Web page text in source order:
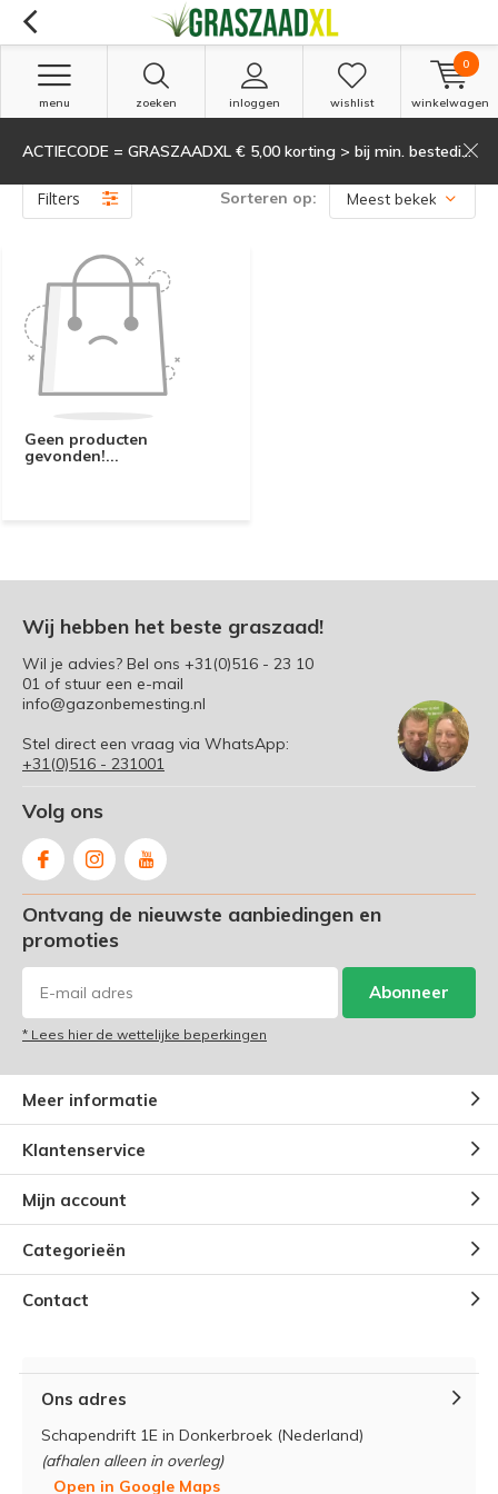
zoeken inloggen
menu wishlist winkelwagen
0
ACTIECODE = GRASZAADXL € 5,00 korting > bij min. besteding van 135,-
Producten getagd met Terras(0)
Filters Sorteren op:
Geen producten
gevonden!...
Wij hebben het beste graszaad!
Wil je advies? Bel ons +31(0)516 - 23 10
01 of stuur een e-mail
info@gazonbemesting.nl
Stel direct een vraag via WhatsApp:
+31(0)516 - 231001
Volg ons
Ontvang de nieuwste aanbiedingen en
promoties
Abonneer
* Lees hier de wettelijke beperkingen
Meer informatie
Klantenservice
Mijn account
Categorieën
Contact
Ons adres
Schapendrift 1E in Donkerbroek (Nederland)
(afhalen alleen in overleg)
Open in Google Maps